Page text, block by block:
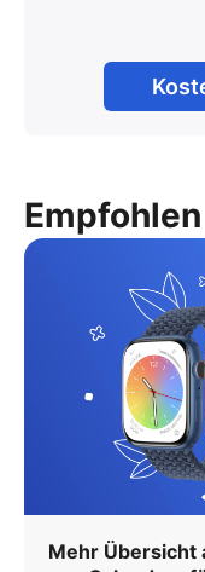
Empfohlen
Mehr Übersicht